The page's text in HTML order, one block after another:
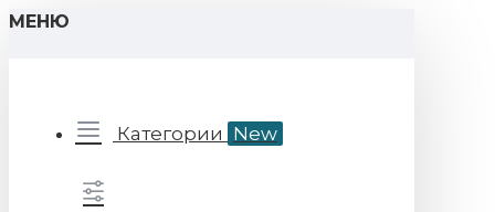
МЕНЮ
Категории New